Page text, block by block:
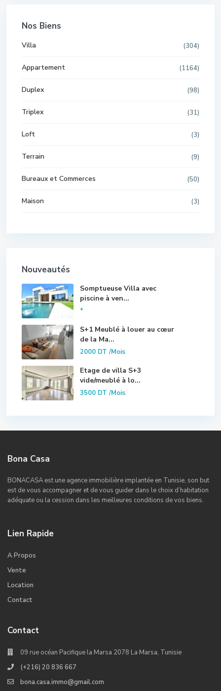
Nos Biens
Villa (304)
Appartement (1164)
Duplex (98)
Triplex (31)
Loft (3)
Terrain (9)
Bureaux et Commerces (50)
Maison (3)
Nouveautés
Somptueuse Villa avec
piscine à ven...
*
S+1 Meublé à louer au cœur
de la Ma...
2000 DT/Mois
Etage de villa S+3
vide/meublé à lo...
3500 DT/Mois
Bona Casa
BONACASA est une agence immobilière implantée en Tunisie, son but
est de vous accompagner et de vous guider dans le choix d’habitation
adéquate ou la cession dans les meilleures conditions de vos biens.
Lien Rapide
A Propos
Vente
Location
Contact
Contact
09 rue océan Pacifique la Marsa 2078 La Marsa, Tunisie
(+216) 20 836 667
bona.casa.immo@gmail.com